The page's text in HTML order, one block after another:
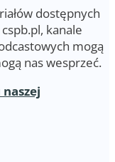
dostępnych
kanale
mogą
nas wesprzeć.